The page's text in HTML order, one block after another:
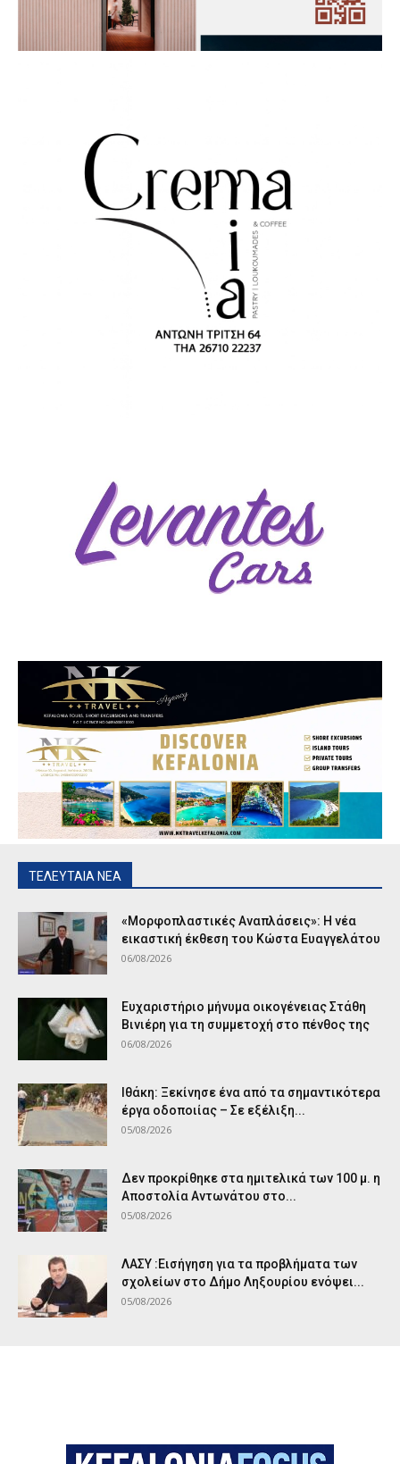
ΤΕΛΕΥΤΑΙΑ ΝΕΑ
«Μορφοπλαστικές Αναπλάσεις»: Η νέα
εικαστική έκθεση του Κώστα Ευαγγελάτου
06/08/2026
Ευχαριστήριο μήνυμα οικογένειας Στάθη
Βινιέρη για τη συμμετοχή στο πένθος της
06/08/2026
Ιθάκη: Ξεκίνησε ένα από τα σημαντικότερα
έργα οδοποιίας – Σε εξέλιξη...
05/08/2026
Δεν προκρίθηκε στα ημιτελικά των 100 μ. η
Αποστολία Αντωνάτου στο...
05/08/2026
ΛΑΣΥ :Εισήγηση για τα προβλήματα των
σχολείων στο Δήμο Ληξουρίου ενόψει...
05/08/2026